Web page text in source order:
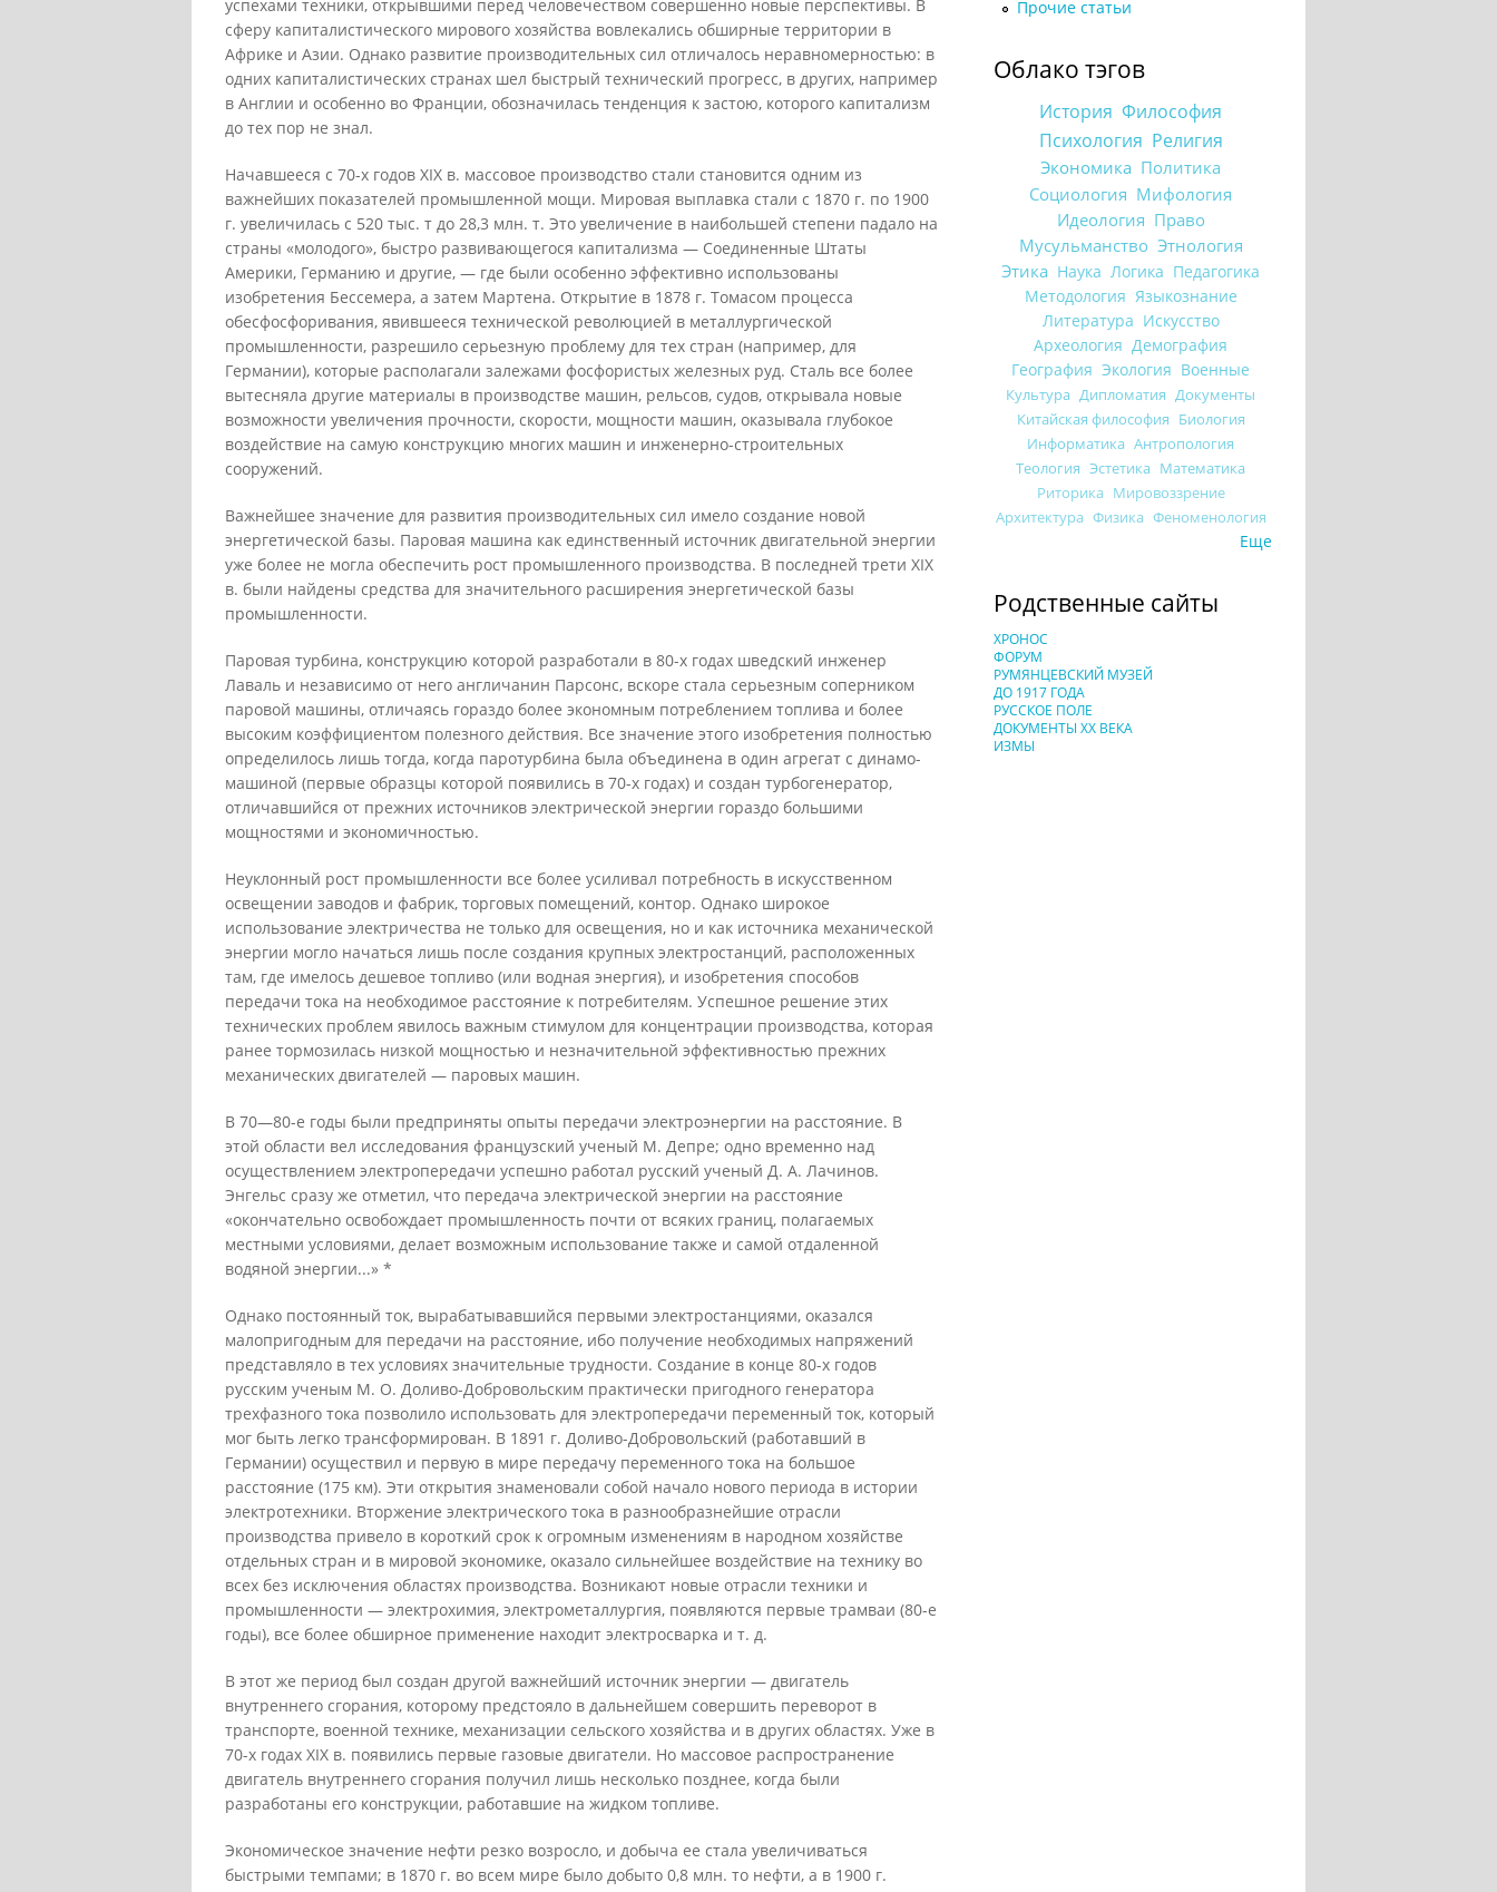
успехами техники, открывшими перед человечеством совершенно новые перспективы. В
сферу капиталистического мирового хозяйства вовлекались обширные территории в
Африке и Азии. Однако развитие производительных сил отличалось неравномерностью: в
одних капиталистических странах шел быстрый технический прогресс, в других, например
в Англии и особенно во Франции, обозначилась тенденция к застою, которого капитализм
до тех пор не знал.
Начавшееся с 70-х годов XIX в. массовое производство стали становится одним из
важнейших показателей промышленной мощи. Мировая выплавка стали с 1870 г. по 1900
г. увеличилась с 520 тыс. т до 28,3 млн. т. Это увеличение в наибольшей степени падало на
страны «молодого», быстро развивающегося капитализма — Соединенные Штаты
Америки, Германию и другие, — где были особенно эффективно использованы
изобретения Бессемера, а затем Мартена. Открытие в 1878 г. Томасом процесса
обесфосфоривания, явившееся технической революцией в металлургической
промышленности, разрешило серьезную проблему для тех стран (например, для
Германии), которые располагали залежами фосфористых железных руд. Сталь все более
вытесняла другие материалы в производстве машин, рельсов, судов, открывала новые
возможности увеличения прочности, скорости, мощности машин, оказывала глубокое
воздействие на самую конструкцию многих машин и инженерно-строительных
сооружений.
Важнейшее значение для развития производительных сил имело создание новой
энергетической базы. Паровая машина как единственный источник двигательной энергии
уже более не могла обеспечить рост промышленного производства. В последней трети XIX
в. были найдены средства для значительного расширения энергетической базы
промышленности.
Паровая турбина, конструкцию которой разработали в 80-х годах шведский инженер
Лаваль и независимо от него англичанин Парсонс, вскоре стала серьезным соперником
паровой машины, отличаясь гораздо более экономным потреблением топлива и более
высоким коэффициентом полезного действия. Все значение этого изобретения полностью
определилось лишь тогда, когда паротурбина была объединена в один агрегат с динамо-
машиной (первые образцы которой появились в 70-х годах) и создан турбогенератор,
отличавшийся от прежних источников электрической энергии гораздо большими
мощностями и экономичностью.
Неуклонный рост промышленности все более усиливал потребность в искусственном
освещении заводов и фабрик, торговых помещений, контор. Однако широкое
использование электричества не только для освещения, но и как источника механической
энергии могло начаться лишь после создания крупных электростанций, расположенных
там, где имелось дешевое топливо (или водная энергия), и изобретения способов
передачи тока на необходимое расстояние к потребителям. Успешное решение этих
технических проблем явилось важным стимулом для концентрации производства, которая
ранее тормозилась низкой мощностью и незначительной эффективностью прежних
механических двигателей — паровых машин.
В 70—80-е годы были предприняты опыты передачи электроэнергии на расстояние. В
этой области вел исследования французский ученый М. Депре; одно временно над
осуществлением электропередачи успешно работал русский ученый Д. А. Лачинов.
Энгельс сразу же отметил, что передача электрической энергии на расстояние
«окончательно освобождает промышленность почти от всяких границ, полагаемых
местными условиями, делает возможным использование также и самой отдаленной
водяной энергии...» *
Однако постоянный ток, вырабатывавшийся первыми электростанциями, оказался
малопригодным для передачи на расстояние, ибо получение необходимых напряжений
представляло в тех условиях значительные трудности. Создание в конце 80-х годов
русским ученым М. О. Доливо-Добровольским практически пригодного генератора
трехфазного тока позволило использовать для электропередачи переменный ток, который
мог быть легко трансформирован. В 1891 г. Доливо-Добровольский (работавший в
Германии) осуществил и первую в мире передачу переменного тока на большое
расстояние (175 км). Эти открытия знаменовали собой начало нового периода в истории
электротехники. Вторжение электрического тока в разнообразнейшие отрасли
производства привело в короткий срок к огромным изменениям в народном хозяйстве
отдельных стран и в мировой экономике, оказало сильнейшее воздействие на технику во
всех без исключения областях производства. Возникают новые отрасли техники и
промышленности — электрохимия, электрометаллургия, появляются первые трамваи (80-е
годы), все более обширное применение находит электросварка и т. д.
В этот же период был создан другой важнейший источник энергии — двигатель
внутреннего сгорания, которому предстояло в дальнейшем совершить переворот в
транспорте, военной технике, механизации сельского хозяйства и в других областях. Уже в
70-х годах XIX в. появились первые газовые двигатели. Но массовое распространение
двигатель внутреннего сгорания получил лишь несколько позднее, когда были
разработаны его конструкции, работавшие на жидком топливе.
Экономическое значение нефти резко возросло, и добыча ее стала увеличиваться
быстрыми темпами; в 1870 г. во всем мире было добыто 0,8 млн. то нефти, а в 1900 г.
Прочие статьи
Облако тэгов
История Философия
Психология Религия
Экономика Политика
Социология Мифология
Идеология Право
Мусульманство Этнология
Этика Наука Логика Педагогика
Методология Языкознание
Литература Искусство
Археология Демография
География Экология Военные
Культура Дипломатия Документы
Китайская философия Биология
Информатика Антропология
Теология Эстетика Математика
Риторика Мировоззрение
Архитектура Физика Феноменология
Еще
Родственные сайты
ХРОНОС
ФОРУМ
РУМЯНЦЕВСКИЙ МУЗЕЙ
ДО 1917 ГОДА
РУССКОЕ ПОЛЕ
ДОКУМЕНТЫ XX ВЕКА
ИЗМЫ